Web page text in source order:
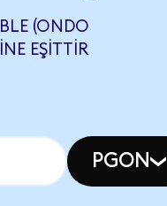
(ONDO
EŞITTIR
PGON